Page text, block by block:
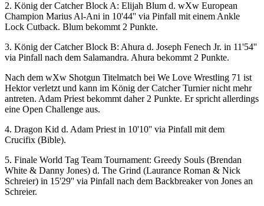
2. König der Catcher Block A: Elijah Blum d. wXw European
Champion Marius Al-Ani in 10'44'' via Pinfall mit einem Ankle
Lock Cutback. Blum bekommt 2 Punkte.
3. König der Catcher Block B: Ahura d. Joseph Fenech Jr. in 11'54''
via Pinfall nach dem Salamandra. Ahura bekommt 2 Punkte.
Nach dem wXw Shotgun Titelmatch bei We Love Wrestling 71 ist
Hektor verletzt und kann im König der Catcher Turnier nicht mehr
antreten. Adam Priest bekommt daher 2 Punkte. Er spricht allerdings
eine Open Challenge aus.
4. Dragon Kid d. Adam Priest in 10'10'' via Pinfall mit dem
Crucifix (Bible).
5. Finale World Tag Team Tournament: Greedy Souls (Brendan
White & Danny Jones) d. The Grind (Laurance Roman & Nick
Schreier) in 15'29'' via Pinfall nach dem Backbreaker von Jones an
Schreier.